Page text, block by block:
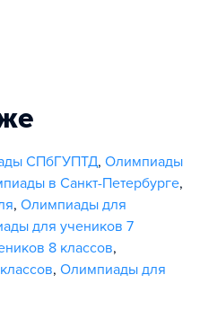
СПбГУПТД, Олимпиады
в Санкт-Петербурге,
, Олимпиады для
для учеников 7
8 классов,
, Олимпиады для